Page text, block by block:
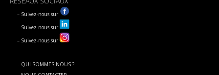
– Suivez-nous sur
– Suivez-nous sur
– Suivez-nous sur
– QUI SOMMES NOUS ?